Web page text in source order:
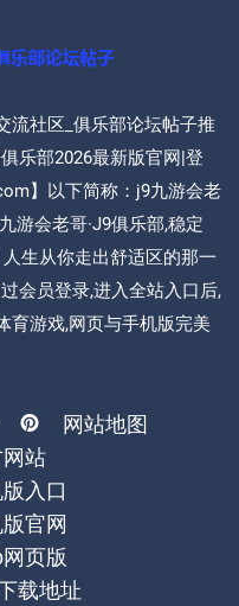
社区_俱乐部论坛帖子推
乐部2026最新版官网|登
】以下简称：j9九游会老
游会老哥·J9俱乐部,稳定
生从你走出舒适区的那一
会员登录,进入全站入口后,
育游戏,网页与手机版完美
网站地图
站
入口
官网
页版
载地址